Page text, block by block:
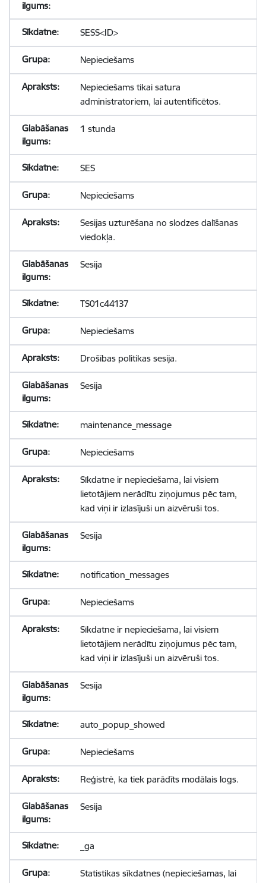
SESS<ID>
Nepieciešams
Nepieciešams tikai satura
administratoriem, lai autentificētos.
1 stunda
SES
Nepieciešams
Sesijas uzturēšana no slodzes dalīšanas
viedokļa.
Sesija
TS01c44137
Nepieciešams
Drošības politikas sesija.
Sesija
maintenance_message
Nepieciešams
Sīkdatne ir nepieciešama, lai visiem
lietotājiem nerādītu ziņojumus pēc tam,
kad viņi ir izlasījuši un aizvēruši tos.
Sesija
notification_messages
Nepieciešams
Sīkdatne ir nepieciešama, lai visiem
lietotājiem nerādītu ziņojumus pēc tam,
kad viņi ir izlasījuši un aizvēruši tos.
Sesija
auto_popup_showed
Nepieciešams
Reģistrē, ka tiek parādīts modālais logs.
Sesija
_ga
Statistikas sīkdatnes (nepieciešamas, lai